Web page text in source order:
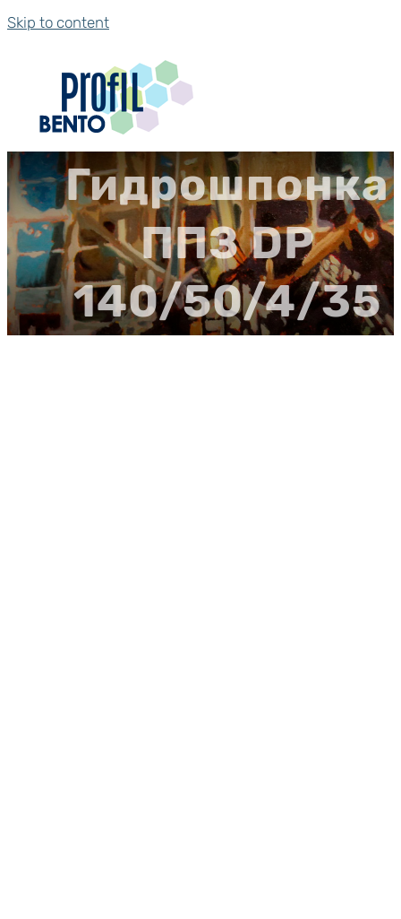
Skip to content
Гидрошпонка
ППЗ DР
140/50/4/35